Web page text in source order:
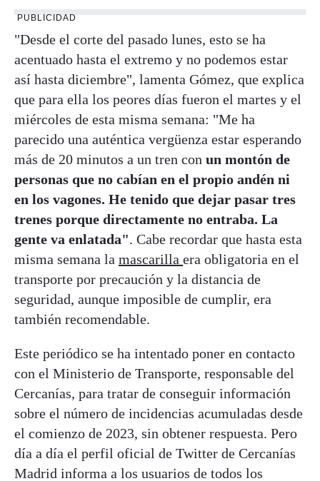
PUBLICIDAD
"Desde el corte del pasado lunes, esto se ha
acentuado hasta el extremo y no podemos estar
así hasta diciembre", lamenta Gómez, que explica
que para ella los peores días fueron el martes y el
miércoles de esta misma semana: "Me ha
parecido una auténtica vergüenza estar esperando
más de 20 minutos a un tren con un montón de
personas que no cabían en el propio andén ni
en los vagones. He tenido que dejar pasar tres
trenes porque directamente no entraba. La
gente va enlatada". Cabe recordar que hasta esta
misma semana la mascarilla era obligatoria en el
transporte por precaución y la distancia de
seguridad, aunque imposible de cumplir, era
también recomendable.
Este periódico se ha intentado poner en contacto
con el Ministerio de Transporte, responsable del
Cercanías, para tratar de conseguir información
sobre el número de incidencias acumuladas desde
el comienzo de 2023, sin obtener respuesta. Pero
día a día el perfil oficial de Twitter de Cercanías
Madrid informa a los usuarios de todos los